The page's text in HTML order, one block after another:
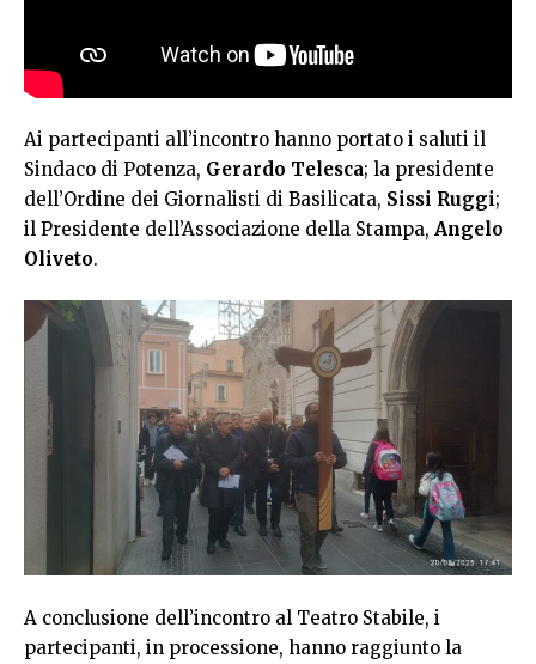
Ai partecipanti all’incontro hanno portato i saluti il
Sindaco di Potenza, Gerardo Telesca; la presidente
dell’Ordine dei Giornalisti di Basilicata, Sissi Ruggi;
il Presidente dell’Associazione della Stampa, Angelo
Oliveto.
A conclusione dell’incontro al Teatro Stabile, i
partecipanti, in processione, hanno raggiunto la